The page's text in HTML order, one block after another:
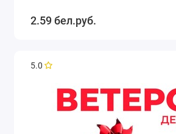
2.59 бел.руб.
5.0